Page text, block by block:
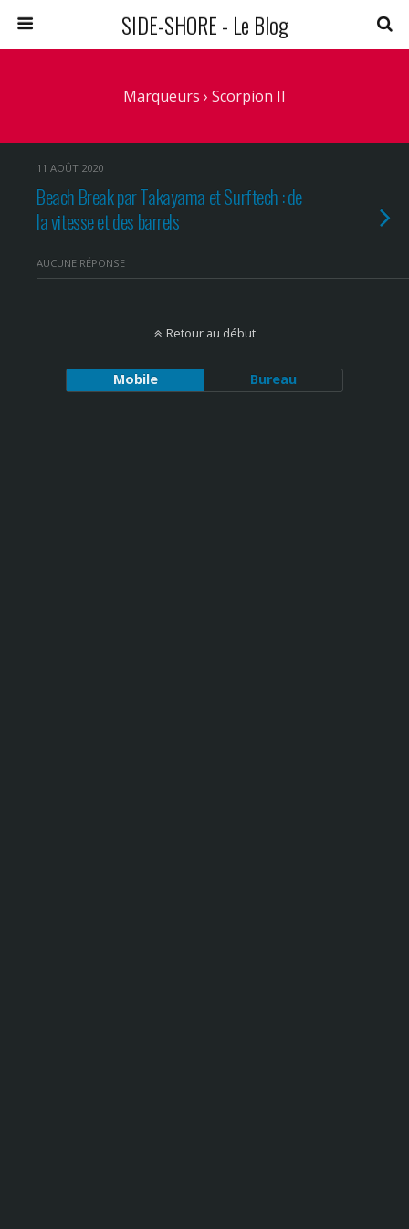
SIDE-SHORE - Le Blog
Marqueurs › Scorpion II
11 AOÛT 2020
Beach Break par Takayama et Surftech : de
la vitesse et des barrels
AUCUNE RÉPONSE
Retour au début
Mobile Bureau